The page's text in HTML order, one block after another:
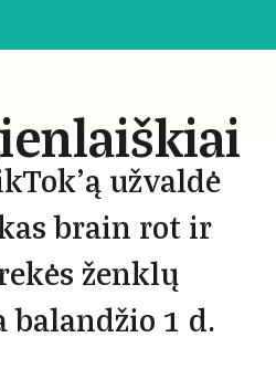
užvaldė
brain rot ir
ženklų
1 d.